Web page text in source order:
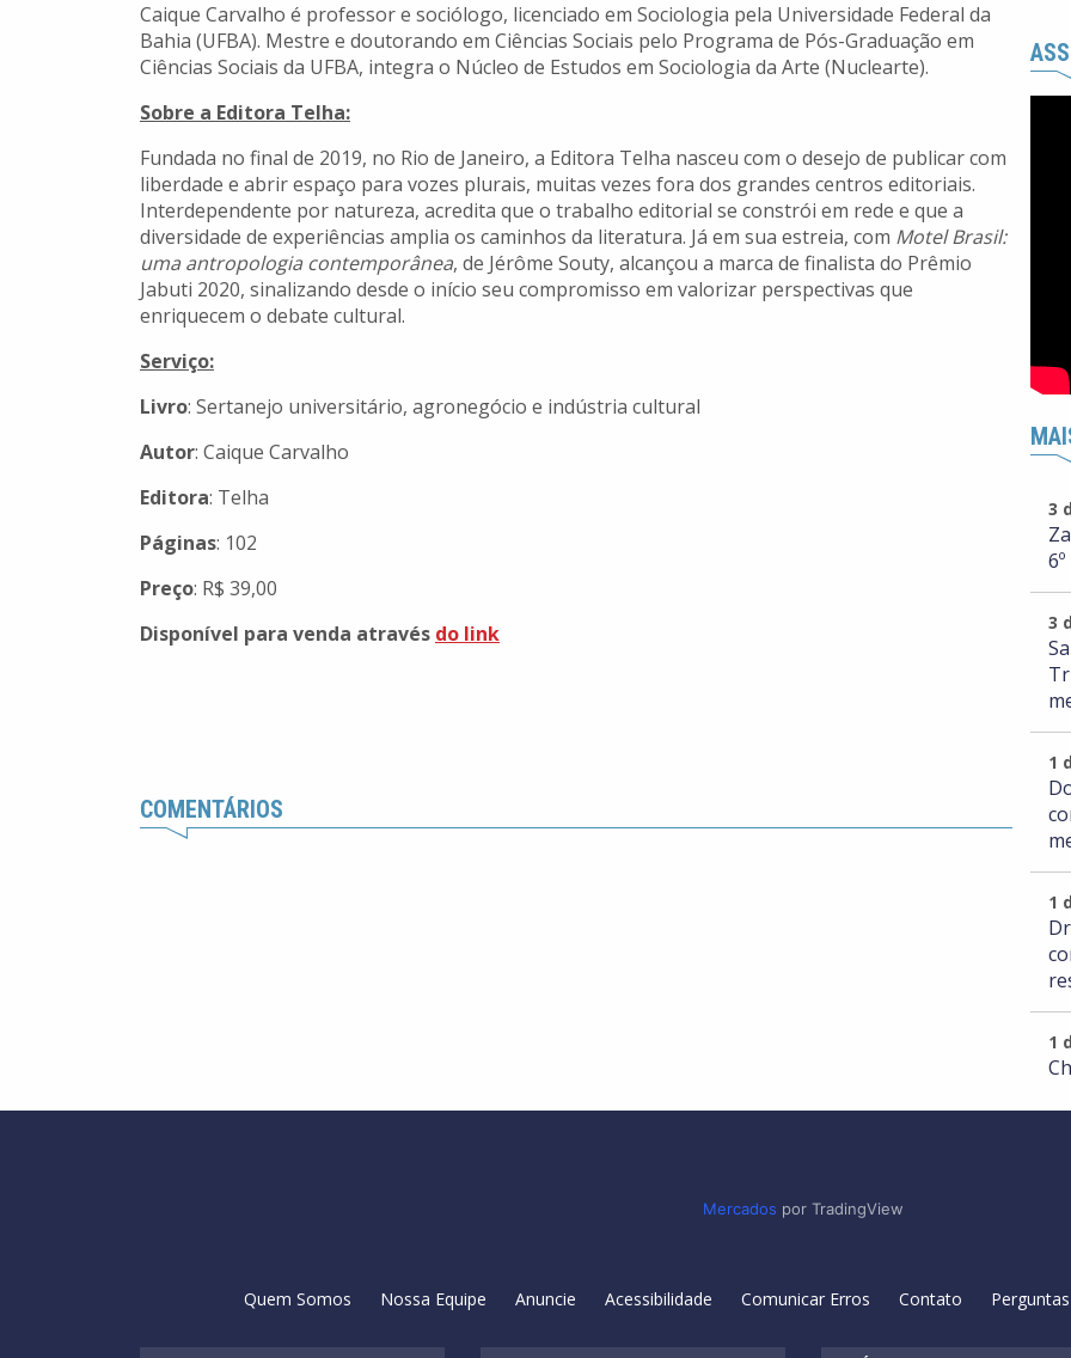
Caique Carvalho é professor e sociólogo, licenciado em Sociologia pela Universidade Federal da
Bahia (UFBA). Mestre e doutorando em Ciências Sociais pelo Programa de Pós-Graduação em
Ciências Sociais da UFBA, integra o Núcleo de Estudos em Sociologia da Arte (Nuclearte).
Sobre a Editora Telha:
Fundada no final de 2019, no Rio de Janeiro, a Editora Telha nasceu com o desejo de publicar com
liberdade e abrir espaço para vozes plurais, muitas vezes fora dos grandes centros editoriais.
Interdependente por natureza, acredita que o trabalho editorial se constrói em rede e que a
diversidade de experiências amplia os caminhos da literatura. Já em sua estreia, com Motel Brasil:
uma antropologia contemporânea, de Jérôme Souty, alcançou a marca de finalista do Prêmio
Jabuti 2020, sinalizando desde o início seu compromisso em valorizar perspectivas que
enriquecem o debate cultural.
Serviço:
Livro: Sertanejo universitário, agronegócio e indústria cultural
Autor: Caique Carvalho
Editora: Telha
Páginas: 102
Preço: R$ 39,00
Disponível para venda através do link
COMENTÁRIOS
3
3
1
1
1
Mercados por TradingView
Quem Somos Nossa Equipe Anuncie Acessibilidade Comunicar Erros Contato